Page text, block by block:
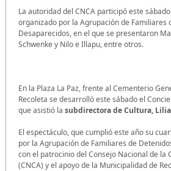
La autoridad del CNCA participó este
organizado por la Agrupación de Familiares
Desaparecidos, en el que se presentaron
Schwenke y Nilo e Illapu, entre otros.
En la Plaza La Paz, frente al Cementerio
Recoleta se desarrolló este sábado el
que asistió la subdirectora de Cultura,
El espectáculo, que cumplió este año su
por la Agrupación de Familiares de
con el patrocinio del Consejo Nacional de la
(CNCA) y el apoyo de la Municipalidad de